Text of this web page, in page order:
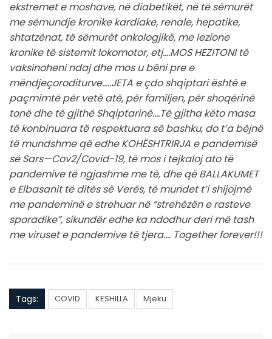
ekstremet e moshave, në diabetikët, në të sëmurët
me sëmundje kronike kardiake, renale, hepatike,
shtatzënat, të sëmurët onkologjikë, me lezione
kronike të sistemit lokomotor, etj….MOS HEZITONI të
vaksinoheni ndaj dhe mos u bëni pre e
mëndjeçoroditurve…..JETA e çdo shqiptari është e
paçmimtë për vetë atë, për familjen, për shoqërinë
tonë dhe të gjithë Shqiptarinë….Të gjitha këto masa
të konbinuara të respektuara së bashku, do t’a bëjnë
të mundshme që edhe KOHËSHTRIRJA e pandemisë
së Sars—Cov2/Covid-19, të mos i tejkaloj ato të
pandemive të ngjashme me të, dhe që BALLAKUMET
e Elbasanit të ditës së Verës, të mundet t’i shijojmë
me pandeminë e strehuar në “strehëzën e rasteve
sporadike”, sikundër edhe ka ndodhur deri më tash
me viruset e pandemive të tjera…. Together forever!!!
Tags: COVID KESHILLA Mjeku